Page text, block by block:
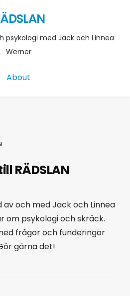
psykologi med Jack och Linnea
Werner
About
RÄDSLAN
av och med Jack och Linnea
om psykologi och skräck.
frågor och funderingar
gärna det!